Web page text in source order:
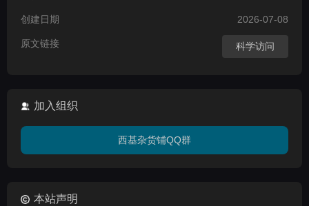
创建日期 2026-07-08
原文链接 科学访问
加入组织
西基杂货铺QQ群
本站声明